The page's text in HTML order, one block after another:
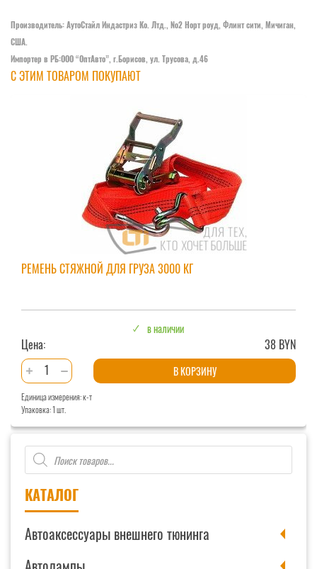
Поиск
товаров
КАТАЛОГ
Автоаксессуары внешнего тюнинга
Производитель: АутоСтайл Индастриз Ко. Лтд., №2 Норт роуд, Флинт сити, Мичиган,
США.
Импортер в РБ:ООО “ОптАвто”, г.Борисов, ул. Трусова, д.46
С ЭТИМ ТОВАРОМ ПОКУПАЮТ
РЕМЕНЬ СТЯЖНОЙ ДЛЯ ГРУЗА 3000 КГ
в наличии
Цена:
38 BYN
Количество
товара
Ремень
стяжной
для
груза
3000
кг
В КОРЗИНУ
Единица измерения: к-т
Упаковка: 1 шт.